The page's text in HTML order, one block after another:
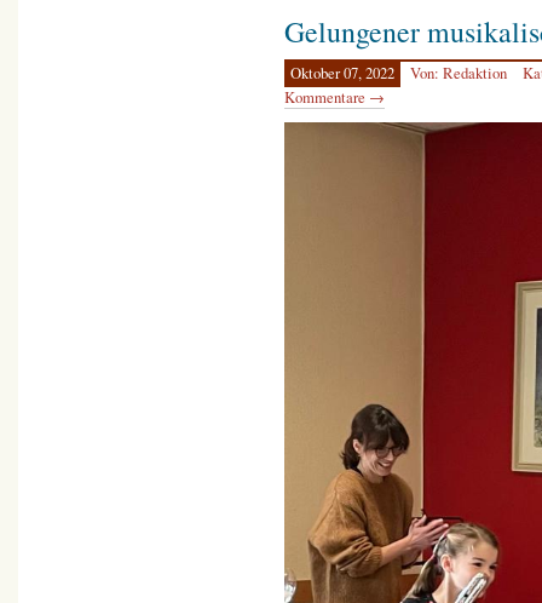
Gelungener
Oktober 07, 2022 Von: Redaktion
Kommentare →